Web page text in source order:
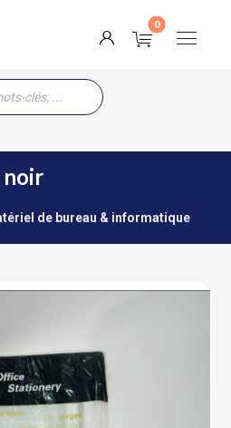
de bureau & informatique